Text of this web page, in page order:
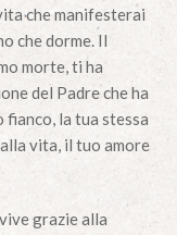
che manifesterai
che dorme. Il
morte, ti ha
del Padre che ha
fianco, la tua stessa
vita, il tuo amore
grazie alla